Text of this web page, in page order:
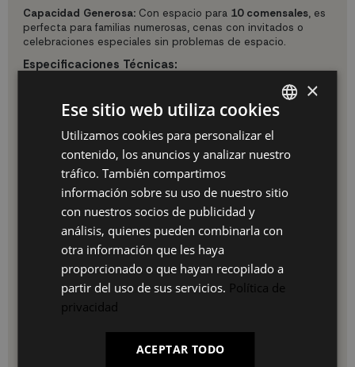
Capacidad Generosa: Con espacio para 10 comensales, es
perfecta para familias numerosas, cenas con invitados o
celebraciones especiales sin problemas de espacio.
Especificaciones Técnicas:
Medidas: 194X90X74 cm (Largo x Ancho x Alto)
Capacidad: 10 comensales
Estructura: Patas metálicas en X (80x80 mm)
Tablero: Melamina de 30mm de grosor
Acabado tablero: Roble claro suave con veteado
poroso
Color patas: Negro mate
Estilo: Industrial/Moderno
Montaje: Sencillo con instrucciones incluidas
Garantía: 3 años
Ventajas de Elegir esta Mesa:
Estructura metálica resistente y duradera
Tablero de 30mm de grosor superior
Diseño industrial atemporal
Fácil de limpiar y mantener
Acabado resistente al uso diario
SPANISH
ES
PT
×
Ese sitio web utiliza cookies
Utilizamos cookies para personalizar el
contenido, los anuncios y analizar nuestro
tráfico. También compartimos
información sobre su uso de nuestro sitio
con nuestros socios de publicidad y
análisis, quienes pueden combinarla con
otra información que les haya
proporcionado o que hayan recopilado a
partir del uso de sus servicios. Política de
privacidad
ACEPTAR TODO